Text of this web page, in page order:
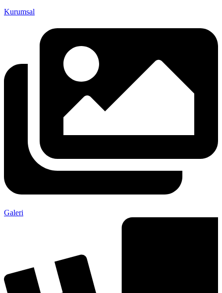
Kurumsal
Galeri